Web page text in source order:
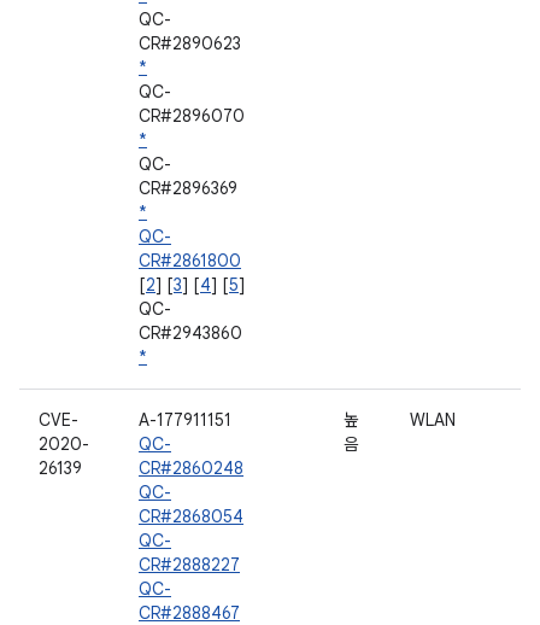
QC-
CR#2890623
*
QC-
CR#2896070
*
QC-
CR#2896369
*
QC-
CR#2861800
[2] [3] [4] [5]
QC-
CR#2943860
*
CVE-
2020-
26139
A-177911151
QC-
CR#2860248
QC-
CR#2868054
QC-
CR#2888227
QC-
CR#2888467
높
음
WLAN